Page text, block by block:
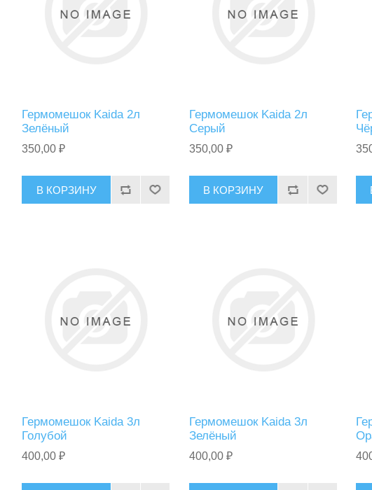
Гермомешок Kaida 2л
Зелёный
350,00 ₽
В КОРЗИНУ
Гермомешок Kaida 2л
Серый
350,00 ₽
В КОРЗИНУ
Гермомешок Kaida 3л
Голубой
400,00 ₽
Гермомешок Kaida 3л
Зелёный
400,00 ₽